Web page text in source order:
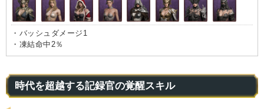
・バッシュダメージ1
・凍結命中2％
時代を超越する記録官の覚醒スキル